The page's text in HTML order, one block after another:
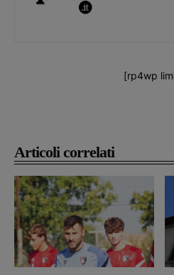
Articoli correlati
[rp4wp